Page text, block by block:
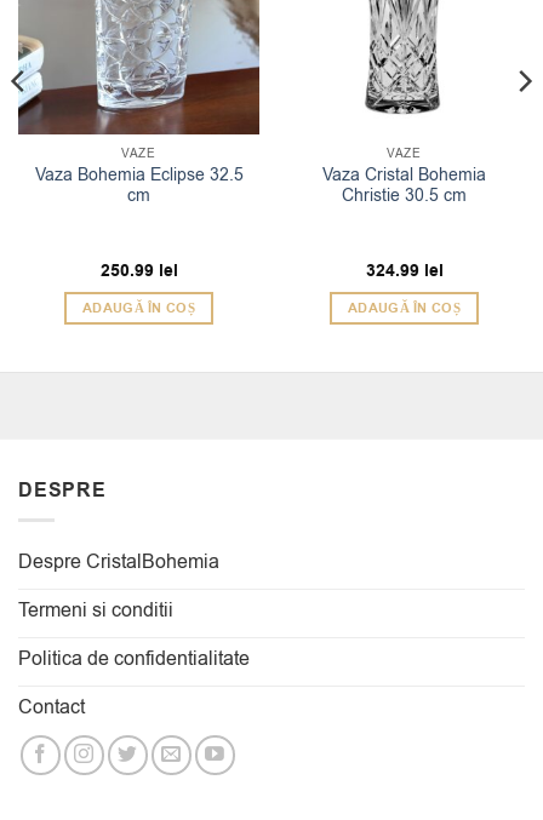
VAZE
Vaza Bohemia Eclipse 32.5
cm
250.99 lei
ADAUGĂ ÎN COȘ
VAZE
Vaza Cristal Bohemia
Christie 30.5 cm
324.99 lei
ADAUGĂ ÎN COȘ
DESPRE
Despre CristalBohemia
Termeni si conditii
Politica de confidentialitate
Contact